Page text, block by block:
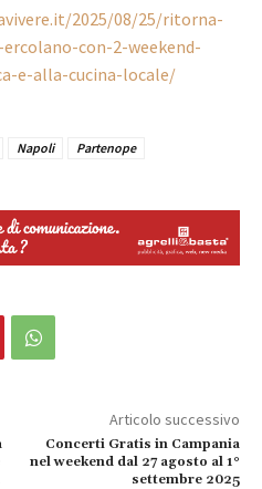
2025/08/25/ritorna-
con-2-weekend-
e-alla-cucina-locale/
Napoli Partenope
Articolo successivo
Concerti Gratis in Campania
nel weekend dal 27 agosto al 1°
settembre 2025